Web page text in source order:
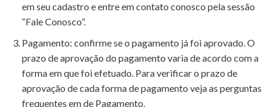
em seu cadastro e entre em contato conosco pela sessão
“Fale Conosco”.
Pagamento: confirme se o pagamento já foi aprovado. O
prazo de aprovação do pagamento varia de acordo com a
forma em que foi efetuado. Para verificar o prazo de
aprovação de cada forma de pagamento veja as perguntas
frequentes em de Pagamento.